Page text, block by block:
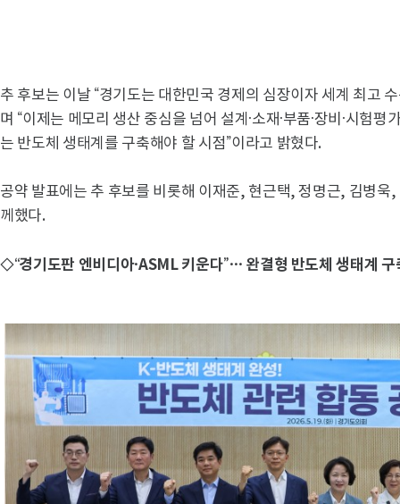
추 후보는 이날 “경기도는 대한민국 경제의 심장이자 세계 최고
며 “이제는 메모리 생산 중심을 넘어 설계·소재·부품·장비·시험
는 반도체 생태계를 구축해야 할 시점”이라고 밝혔다.
공약 발표에는 추 후보를 비롯해 이재준, 현근택, 정명근, 김병
께했다.
◇“경기도판 엔비디아·ASML 키운다”… 완결형 반도체 생태계 구